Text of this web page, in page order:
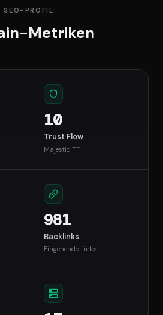
SEO-PROFIL
Metriken
10
Trust Flow
Majestic TF
981
Backlinks
Eingehende Links